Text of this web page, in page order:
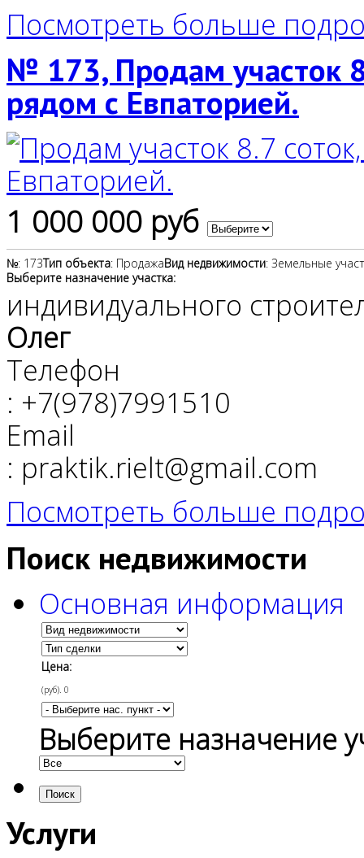
Посмотреть больше
№ 173, Продам участок
рядом с Евпаторией.
1 000 000 руб
№: 173Тип объекта: ПродажаВид недвижимости: Земельные
Выберите назначение участка:
индивидуального
Олег
Телефон
: +7(978)7991510
Email
: praktik.rielt@gmail.com
Посмотреть больше
Поиск недвижимости
Основная информация
Цена:
(руб). 0
Выберите назначение
Поиск
Услуги